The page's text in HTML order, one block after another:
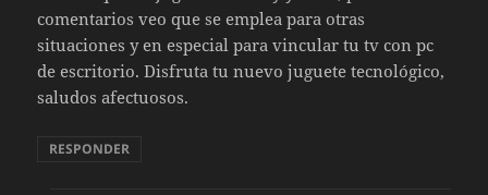
comentarios veo que se emplea para otras
situaciones y en especial para vincular tu tv con pc
de escritorio. Disfruta tu nuevo juguete tecnológico,
saludos afectuosos.
RESPONDER